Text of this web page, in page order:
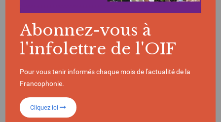
Abonnez-vous à
l'infolettre de l'OIF
Pour vous tenir informés chaque mois de l'actualité de la
Francophonie.
Cliquez ici